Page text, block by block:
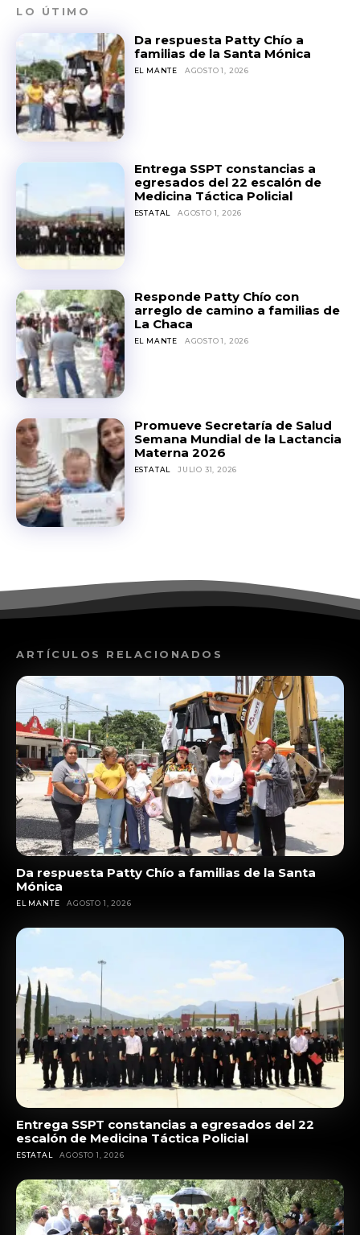
LO ÚTIMO
Da respuesta Patty Chío a
familias de la Santa Mónica
EL MANTE AGOSTO 1, 2026
Entrega SSPT constancias a
egresados del 22 escalón de
Medicina Táctica Policial
ESTATAL AGOSTO 1, 2026
Responde Patty Chío con
arreglo de camino a familias de
La Chaca
EL MANTE AGOSTO 1, 2026
Promueve Secretaría de Salud
Semana Mundial de la Lactancia
Materna 2026
ESTATAL JULIO 31, 2026
ARTÍCULOS RELACIONADOS
Da respuesta Patty Chío a familias de la Santa
Mónica
EL MANTE AGOSTO 1, 2026
Entrega SSPT constancias a egresados del 22
escalón de Medicina Táctica Policial
ESTATAL AGOSTO 1, 2026